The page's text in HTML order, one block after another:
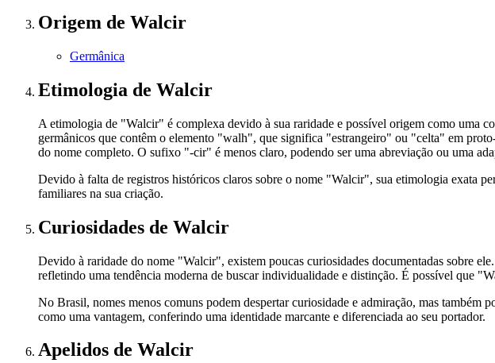
Origem de Walcir
Germânica
Etimologia de Walcir
A etimologia de "Walcir" é complexa devido à sua raridade e possível origem como uma
germânicos que contêm o elemento "walh", que significa "estrangeiro" ou "celta" em
do nome completo. O sufixo "-cir" é menos claro, podendo ser uma abreviação ou uma
Devido à falta de registros históricos claros sobre o nome "Walcir", sua etimologia exata
familiares na sua criação.
Curiosidades de Walcir
Devido à raridade do nome "Walcir", existem poucas curiosidades documentadas sobre
refletindo uma tendência moderna de buscar individualidade e distinção. É possível que
No Brasil, nomes menos comuns podem despertar curiosidade e admiração, mas
como uma vantagem, conferindo uma identidade marcante e diferenciada ao seu portador.
Apelidos de Walcir